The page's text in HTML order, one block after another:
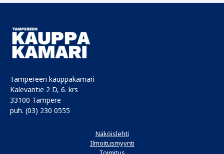
Tampereen kauppakamari
Kalevantie 2 D, 6. krs
33100 Tampere
puh. (03) 230 0555
Näköislehti
Ilmoitusmyynti